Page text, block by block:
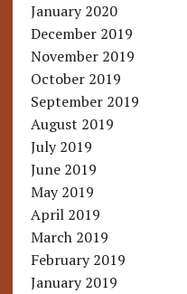
January 2020
December 2019
November 2019
October 2019
September 2019
August 2019
July 2019
June 2019
May 2019
April 2019
March 2019
February 2019
January 2019